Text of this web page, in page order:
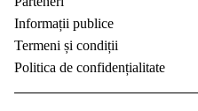
Informații publice
Termeni și condiții
Politica de confidențialitate